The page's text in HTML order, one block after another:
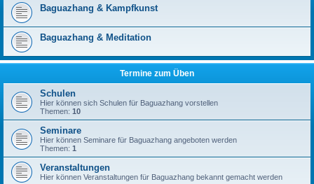
Baguazhang & Kampfkunst
Baguazhang & Meditation
Termine zum Üben
Schulen
Hier können sich Schulen für Baguazhang vorstellen
Themen: 10
Seminare
Hier können Seminare für Baguazhang angeboten werden
Themen: 1
Veranstaltungen
Hier können Veranstaltungen für Baguazhang bekannt gemacht werden